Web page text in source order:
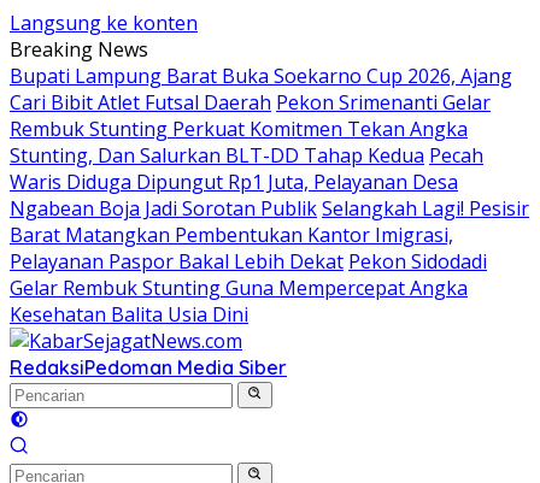
Langsung ke konten
Breaking News
Bupati Lampung Barat Buka Soekarno Cup 2026, Ajang
Cari Bibit Atlet Futsal Daerah Pekon Srimenanti Gelar
Rembuk Stunting Perkuat Komitmen Tekan Angka
Stunting, Dan Salurkan BLT-DD Tahap Kedua Pecah
Waris Diduga Dipungut Rp1 Juta, Pelayanan Desa
Ngabean Boja Jadi Sorotan PublikSelangkah Lagi! Pesisir
Barat Matangkan Pembentukan Kantor Imigrasi,
Pelayanan Paspor Bakal Lebih Dekat Pekon Sidodadi
Gelar Rembuk Stunting Guna Mempercepat Angka
Kesehatan Balita Usia Dini
RedaksiPedoman Media Siber